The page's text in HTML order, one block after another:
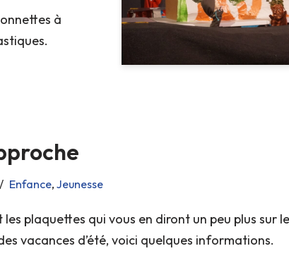
à
Enfance, Jeunesse
plaquettes qui vous en diront un peu plus sur le
vacances d’été, voici quelques informations.